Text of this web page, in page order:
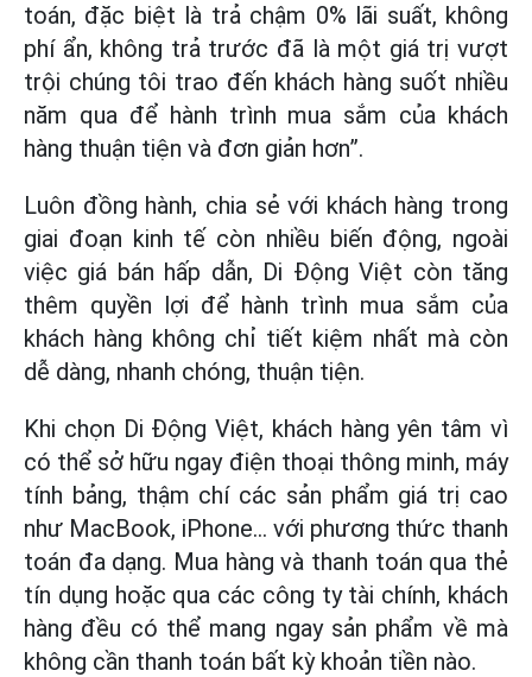
toán, đặc biệt là trả chậm 0% lãi suất, không
phí ẩn, không trả trước đã là một giá trị vượt
trội chúng tôi trao đến khách hàng suốt nhiều
năm qua để hành trình mua sắm của khách
hàng thuận tiện và đơn giản hơn”.
Luôn đồng hành, chia sẻ với khách hàng trong
giai đoạn kinh tế còn nhiều biến động, ngoài
việc giá bán hấp dẫn, Di Động Việt còn tăng
thêm quyền lợi để hành trình mua sắm của
khách hàng không chỉ tiết kiệm nhất mà còn
dễ dàng, nhanh chóng, thuận tiện.
Khi chọn Di Động Việt, khách hàng yên tâm vì
có thể sở hữu ngay điện thoại thông minh, máy
tính bảng, thậm chí các sản phẩm giá trị cao
như MacBook, iPhone… với phương thức thanh
toán đa dạng. Mua hàng và thanh toán qua thẻ
tín dụng hoặc qua các công ty tài chính, khách
hàng đều có thể mang ngay sản phẩm về mà
không cần thanh toán bất kỳ khoản tiền nào.